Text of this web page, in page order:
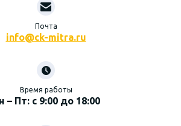
Почта
info@ck-mitra.ru
Время работы
– Пт: с 9:00 до 18:00